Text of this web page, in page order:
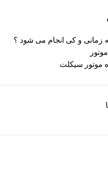
زمانی و کی انجام می شود ؟
موتور سیکلت